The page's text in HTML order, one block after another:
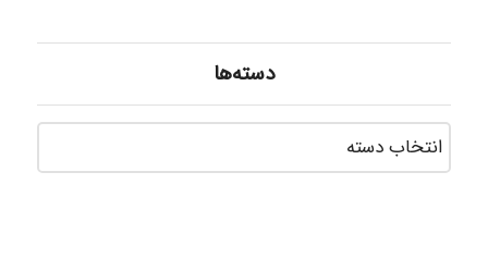
دسته‌ها